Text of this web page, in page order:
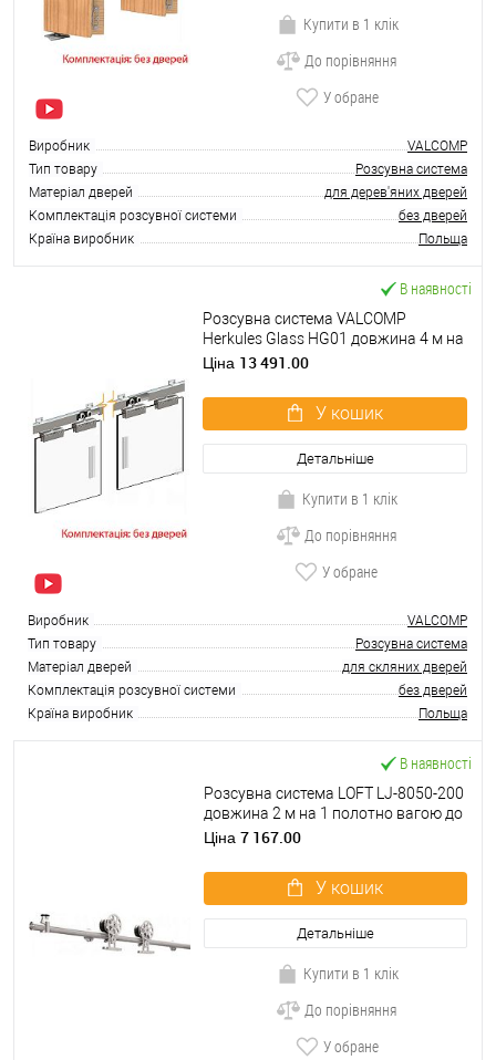
Купити в 1 клік
До порівняння
У обране
Виробник
VALCOMP
Тип товару
Розсувна система
Матеріал дверей
для дерев'яних дверей
Комплектація розсувної системи
без дверей
Країна виробник
Польща
В наявності
Розсувна система VALCOMP
Herkules Glass HG01 довжина 4 м на
2 полотна вагою до 100 кг 8-12 мм
Ціна 13 491.00
У кошик
Детальніше
Купити в 1 клік
До порівняння
У обране
Виробник
VALCOMP
Тип товару
Розсувна система
Матеріал дверей
для скляних дверей
Комплектація розсувної системи
без дверей
Країна виробник
Польща
В наявності
Розсувна система LOFT LJ-8050-200
довжина 2 м на 1 полотно вагою до
100 кг
Ціна 7 167.00
У кошик
Детальніше
Купити в 1 клік
До порівняння
У обране